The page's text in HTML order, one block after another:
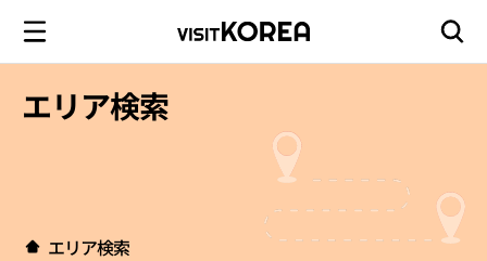
エリア検索
エリア検索